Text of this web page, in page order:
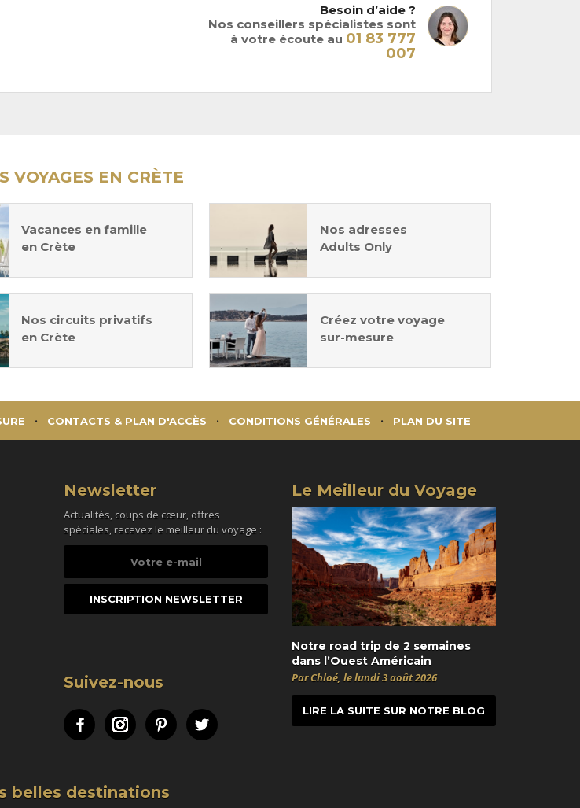
Besoin d’aide ?
Nos conseillers spécialistes sont
à votre écoute au 01 83 777
007
VOYAGES EN CRÈTE
Vacances en famille
en Crète
Nos adresses
Adults Only
Nos circuits privatifs
en Crète
Créez votre voyage
sur-mesure
CONTACTS & PLAN D'ACCÈS CONDITIONS GÉNÉRALES PLAN DU SITE
Newsletter
Actualités, coups de cœur, offres
spéciales, recevez le meilleur du voyage :
Suivez-nous
FacebookInstagramPinterestTwitter
Le Meilleur du Voyage
Notre road trip de 2 semaines
dans l’Ouest Américain
Par Chloé, le lundi 3 août 2026
LIRE LA SUITE SUR NOTRE BLOG
belles destinations